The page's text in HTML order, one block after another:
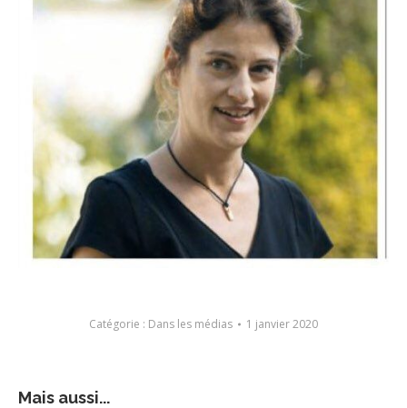
Catégorie : Dans les médias 1 janvier 2020
Mais aussi...